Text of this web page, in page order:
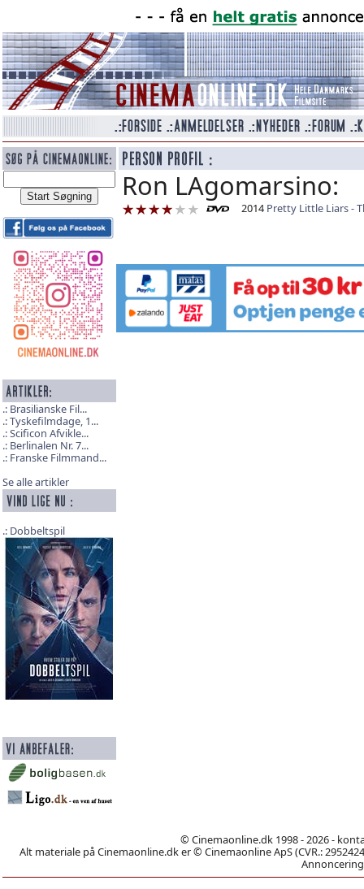
Brasilianske Fil...
Tyskefilmdage, 1...
Scificon Afvikle...
Berlinalen Nr. 7...
Franske Filmmand...
Se alle artikler
Dobbeltspil
Ron LAgomarsino:
2014 Pretty Little Liars -
© Cinemaonline.dk 1998 - 2026 -
Alt materiale på Cinemaonline.dk er © Cinemaonline ApS (CVR.: